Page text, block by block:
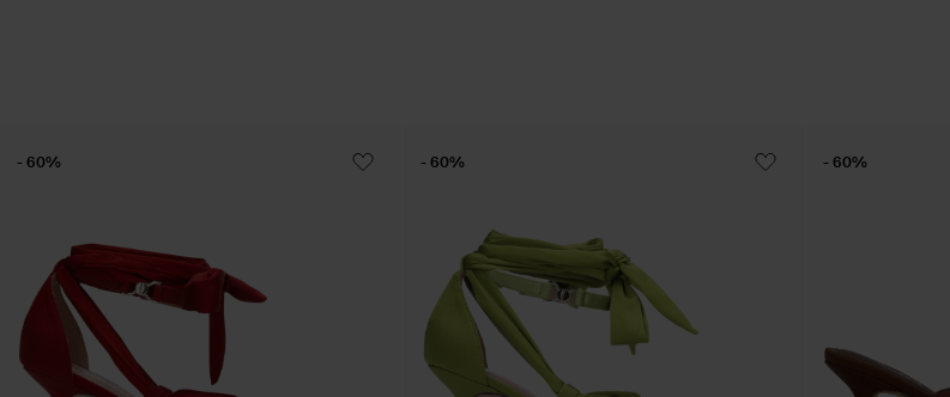
- 60% - 60% - 60%